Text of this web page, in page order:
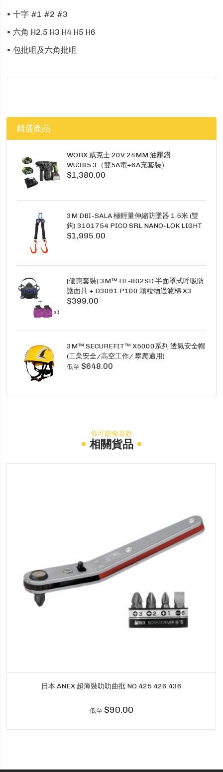
• 十字 #1 #2 #3
• 六角 H2.5 H3 H4 H5 H6
• 包批咀及六角批咀
精選產品
WORX 威克士 20V 24MM 油壓鑽
WU385.3（雙5A電+6A充套裝）
$1,380.00
3M DBI-SALA 極輕量伸縮防墜器 1.5米 (雙
鉤) 3101754 PICO SRL NANO-LOK LIGHT
1.5M TWINS
$1,995.00
[優惠套裝] 3M™ HF-802SD 半面罩式呼吸防
護面具 + D3091 P100 顆粒物過濾棉 X3
SECURE CLICK HF-802SD HF-800SD 系列
$399.00
3M™ SECUREFIT™ X5000系列 透氣安全帽
(工業安全/高空工作/ 攀爬適用)
低至 $648.00
你可能會喜歡
相關貨品
日本 ANEX 超薄裝叻叻曲批 NO.425 426 436
低至 $90.00